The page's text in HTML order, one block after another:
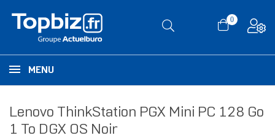
0
MENU
Lenovo ThinkStation PGX Mini PC 128 Go
1 To DGX OS Noir